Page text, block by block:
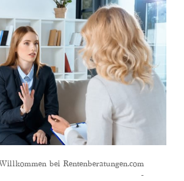
bei Rentenberatungen.com
-